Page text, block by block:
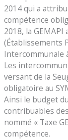
2014 qui a
compétence
2018, la GEMAPI
(Établissements
Intercommunale
Les
versant de la
obligatoire au
Ainsi le budget
contribuables
nommé « Taxe
compétence.